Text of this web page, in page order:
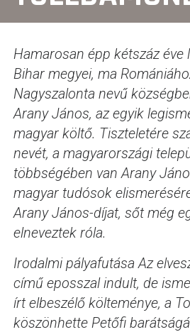
Hamarosan épp kétszáz éve
Bihar megyei, ma
Nagyszalonta nevű
Arany János, az egyik
magyar költő. Tiszteletére
nevét, a magyarországi
többségében van Arany
magyar tudósok
Arany János-díjat, sőt még
elneveztek róla.
Irodalmi pályafutása Az
című eposszalindult, de
írt elbeszélő költeménye, a
köszönhette Petőfi